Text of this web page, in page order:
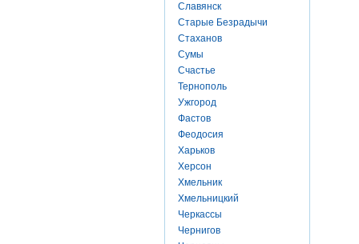
Славянск
Старые Безрадычи
Стаханов
Сумы
Счастье
Тернополь
Ужгород
Фастов
Феодосия
Харьков
Херсон
Хмельник
Хмельницкий
Черкассы
Чернигов